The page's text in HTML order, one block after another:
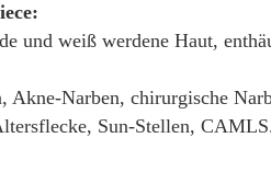
und weiß werdene Haut,
Akne-Narben, chirurgische
Sun-Stellen,